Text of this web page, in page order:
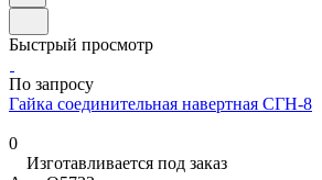
Быстрый просмотр
По запросу
Гайка соединительная навертная СГН-8
0
Изготавливается под заказ